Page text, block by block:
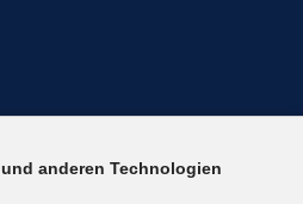
anderen Technologien